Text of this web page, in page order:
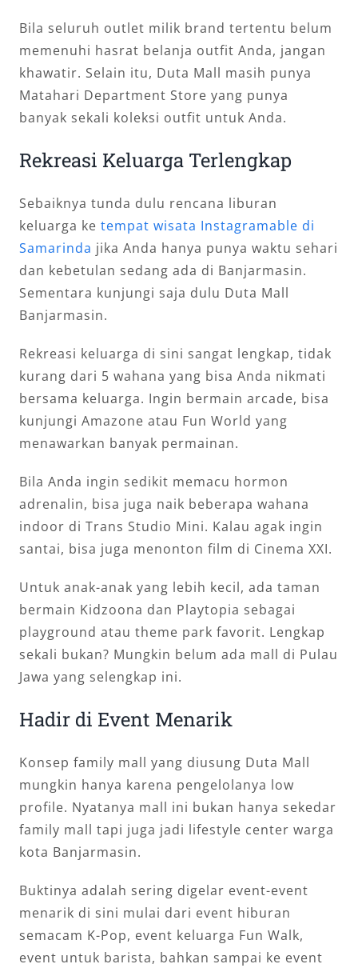
Bila seluruh outlet milik brand tertentu belum
memenuhi hasrat belanja outfit Anda, jangan
khawatir. Selain itu, Duta Mall masih punya
Matahari Department Store yang punya
banyak sekali koleksi outfit untuk Anda.
Rekreasi Keluarga Terlengkap
Sebaiknya tunda dulu rencana liburan
keluarga ke tempat wisata Instagramable di
Samarinda jika Anda hanya punya waktu sehari
dan kebetulan sedang ada di Banjarmasin.
Sementara kunjungi saja dulu Duta Mall
Banjarmasin.
Rekreasi keluarga di sini sangat lengkap, tidak
kurang dari 5 wahana yang bisa Anda nikmati
bersama keluarga. Ingin bermain arcade, bisa
kunjungi Amazone atau Fun World yang
menawarkan banyak permainan.
Bila Anda ingin sedikit memacu hormon
adrenalin, bisa juga naik beberapa wahana
indoor di Trans Studio Mini. Kalau agak ingin
santai, bisa juga menonton film di Cinema XXI.
Untuk anak-anak yang lebih kecil, ada taman
bermain Kidzoona dan Playtopia sebagai
playground atau theme park favorit. Lengkap
sekali bukan? Mungkin belum ada mall di Pulau
Jawa yang selengkap ini.
Hadir di Event Menarik
Konsep family mall yang diusung Duta Mall
mungkin hanya karena pengelolanya low
profile. Nyatanya mall ini bukan hanya sekedar
family mall tapi juga jadi lifestyle center warga
kota Banjarmasin.
Buktinya adalah sering digelar event-event
menarik di sini mulai dari event hiburan
semacam K-Pop, event keluarga Fun Walk,
event untuk barista, bahkan sampai ke event